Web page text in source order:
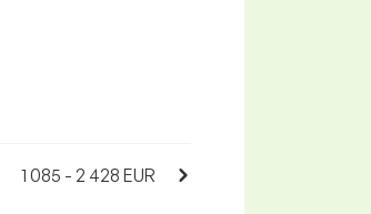
1 085 - 2 428 EUR